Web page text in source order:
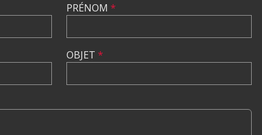
PRÉNOM *
OBJET *